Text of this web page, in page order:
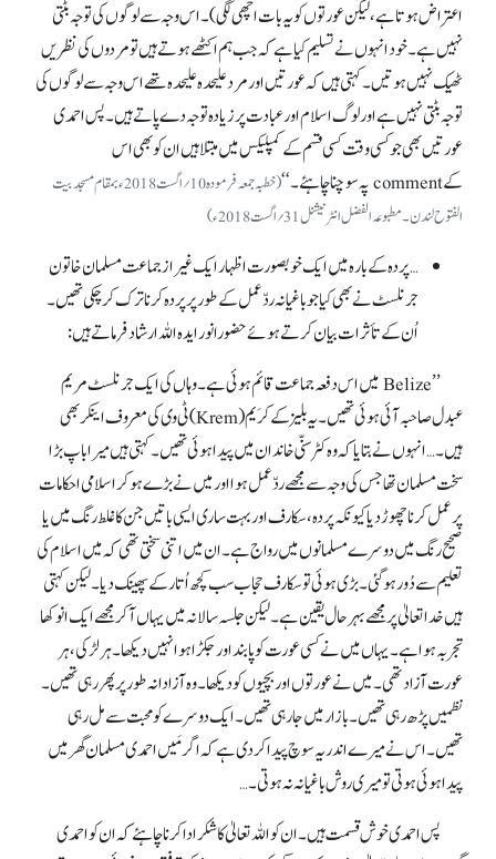
اعتراض ہوتا ہے، لیکن عورتوں کو یہ بات اچھی لگی)۔ اس وجہ سے لوگوں کی توجہ بٹتی
نہیں ہے۔ خود انہوں نے تسلیم کیا ہے کہ جب ہم اکٹھے ہوتے ہیں تو مردوں کی نظریں
ٹھیک نہیں ہوتیں۔ کہتی ہیں کہ عورتیں اور مرد علیحدہ علیحدہ تھے اس وجہ سے لوگوں کی
توجہ بٹتی نہیں ہے اور لوگ اسلام اور عبادت پر زیادہ توجہ دے پاتے ہیں۔ پس احمدی
عورتیں بھی جو کسی وقت کسی قسم کے کمپلیکس میں مبتلا ہیں ان کو بھی اس
کے comment پہ سوچنا چاہئے۔ ‘‘
(خطبہ جمعہ فرمودہ 10؍اگست 2018ء بمقام مسجدبیت
الفتوح لندن۔ مطبوعہ الفضل انٹرنیشنل 31؍اگست 2018ء)
… پردہ کے بارہ میں ایک خوبصورت اظہار ایک غیرازجماعت مسلمان خاتون
جرنلسٹ نے بھی کیا جو باغیانہ ردّعمل کے طور پر پردہ کرنا ترک کرچکی تھیں۔
اُن کے تأثرات بیان کرتے ہوئے حضورانور ایدہ اللہ ارشاد فرماتے ہیں :
’’Belize میں اس دفعہ جماعت قائم ہوئی ہے۔ وہاں کی ایک جرنلسٹ مریم
عبدل صاحبہ آئی ہوئی تھیں۔ یہ بلیز کے کرَیم(Krem) ٹی وی کی معروف اینکر بھی
ہیں۔ … انہوں نے بتایا کہ وہ کٹر سنّی خاندان میں پیدا ہوئی تھیں۔ کہتی ہیں میرا باپ بڑا
سخت مسلمان تھا جس کی وجہ سے مجھے ردّعمل ہوا اور میں نے بڑے ہو کر اسلامی احکامات
پر عمل کرنا چھوڑ دیا کیونکہ پردہ، سکارف اور بہت ساری ایسی باتیں جن کا غلط رنگ میں یا
صحیح رنگ میں دوسرے مسلمانوں میں رواج ہے۔ ان میں اتنی سختی تھی کہ میں اسلام کی
تعلیم سے دُور ہو گئی۔ بڑی ہوئی تو سکارف حجاب سب کچھ اُتار کے پھینک دیا۔ لیکن کہتی
ہیں خدا تعالیٰ پر مجھے بہرحال یقین ہے۔ لیکن جلسہ سالانہ میں یہاں آکر مجھے ایک انوکھا
تجربہ ہوا ہے۔ یہاں میں نے کسی عورت کو پابند اور جکڑا ہوا نہیں دیکھا۔ ہر لڑکی، ہر
عورت آزاد تھی۔ میں نے عورتوں اور بچیوں کو دیکھا۔ وہ آزادانہ طور پر پھر رہی تھیں۔
نظمیں پڑھ رہی تھیں۔ بازار میں جا رہی تھیں۔ ایک دوسرے کو محبت سے مل رہی
تھیں۔ اس نے میرے اندر یہ سوچ پیدا کر دی ہے کہ اگر مَیں احمدی مسلمان گھر میں
پیدا ہوئی ہوتی تو میری روش باغیانہ نہ ہوتی۔ …
پس احمدی خوش قسمت ہیں۔ ان کو اللہ تعالیٰ کا شکر ادا کرنا چاہئے کہ ان کو احمدی